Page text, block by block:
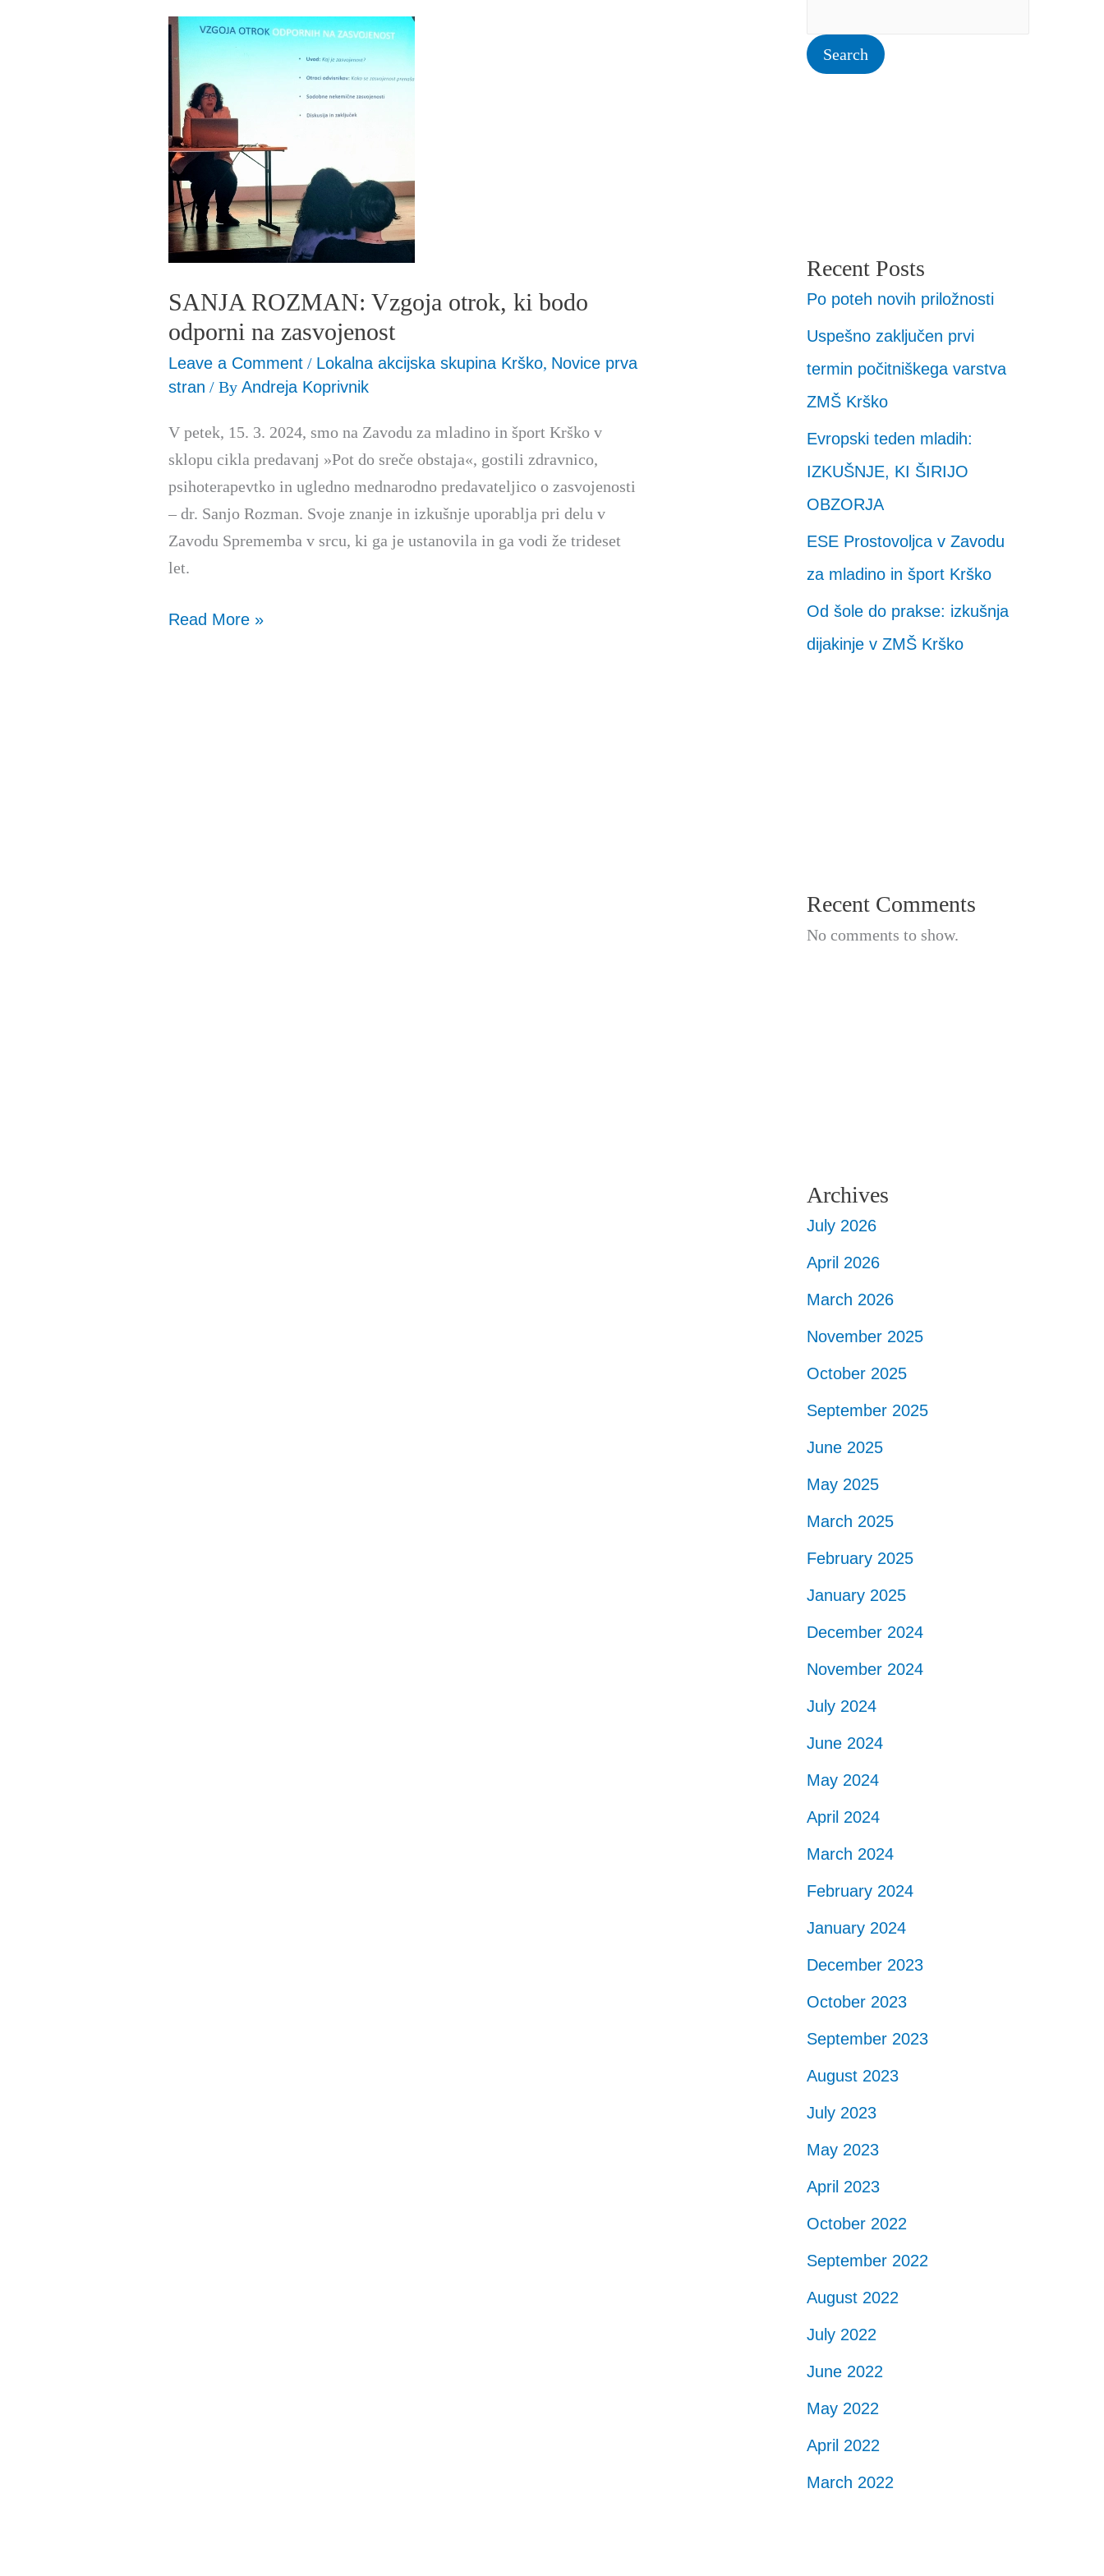
SANJA ROZMAN: Vzgoja otrok, ki bodo
odporni na zasvojenost
Leave a Comment / Lokalna akcijska skupina Krško, Novice prva
stran / ByAndreja Koprivnik
V petek, 15. 3. 2024, smo na Zavodu za mladino in šport Krško v
sklopu cikla predavanj »Pot do sreče obstaja«, gostili zdravnico,
psihoterapevtko in ugledno mednarodno predavateljico o zasvojenosti
– dr. Sanjo Rozman. Svoje znanje in izkušnje uporablja pri delu v
Zavodu Sprememba v srcu, ki ga je ustanovila in ga vodi že trideset
let.
SANJA
ROZMAN:
Vzgoja
otrok,
ki
bodo
odporni
na
zasvojenost
Read More »
Search
Recent Posts
Po poteh novih priložnosti
Uspešno zaključen prvi
termin počitniškega varstva
ZMŠ Krško
Evropski teden mladih:
IZKUŠNJE, KI ŠIRIJO
OBZORJA
ESE Prostovoljca v Zavodu
za mladino in šport Krško
Od šole do prakse: izkušnja
dijakinje v ZMŠ Krško
Recent Comments
No comments to show.
Archives
July 2026
April 2026
March 2026
November 2025
October 2025
September 2025
June 2025
May 2025
March 2025
February 2025
January 2025
December 2024
November 2024
July 2024
June 2024
May 2024
April 2024
March 2024
February 2024
January 2024
December 2023
October 2023
September 2023
August 2023
July 2023
May 2023
April 2023
October 2022
September 2022
August 2022
July 2022
June 2022
May 2022
April 2022
March 2022